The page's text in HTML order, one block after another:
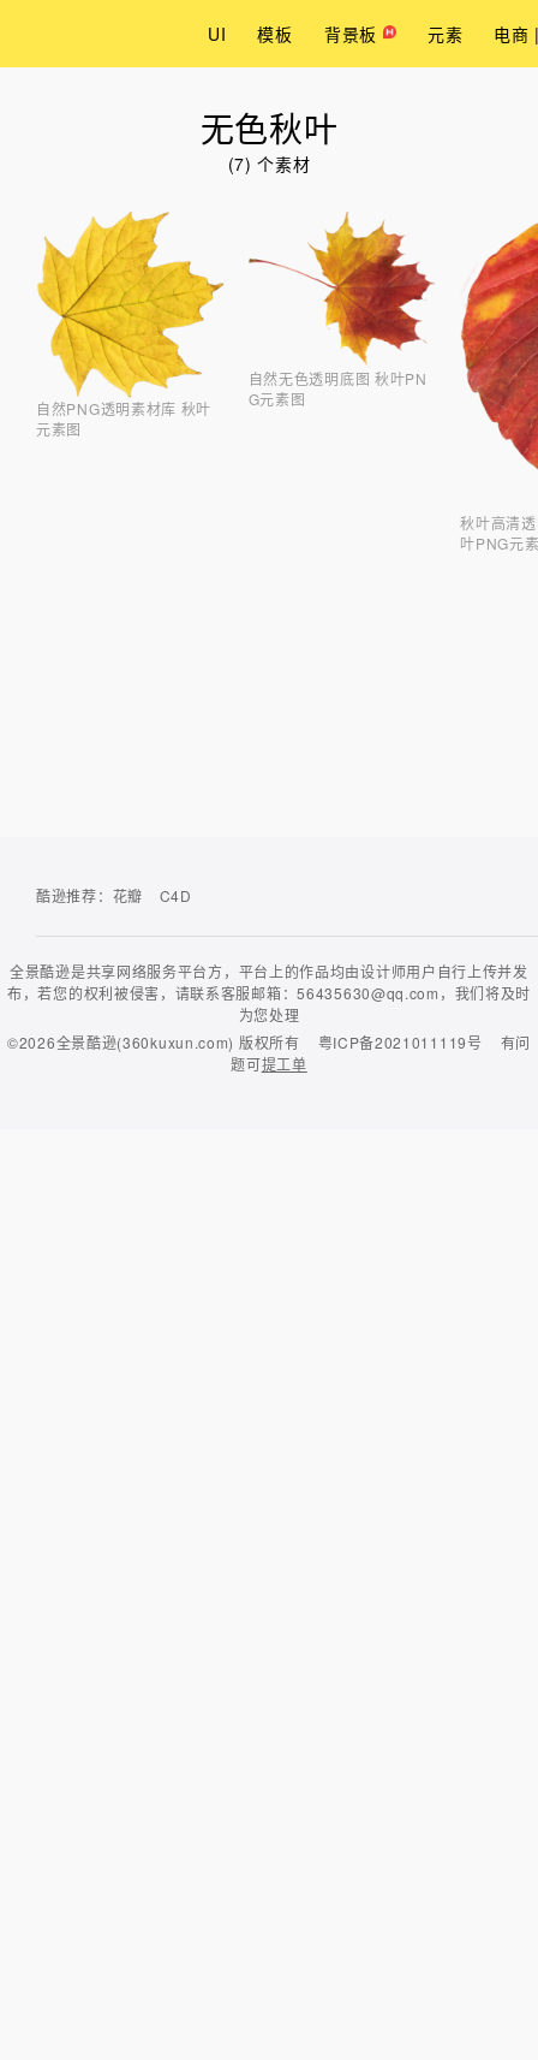
UI 模板 背景板 元素 电商
无色秋叶
(7) 个素材
自然PNG透明素材库 秋叶
元素图
自然无色透明底图 秋叶PN
G元素图
秋叶高清
叶PNG元
酷逊推荐： 花瓣 C4D
全景酷逊是共享网络服务平台方，平台上的作品均由设计师用户自行上传并发
布，若您的权利被侵害，请联系客服邮箱：56435630@qq.com，我们将及时
为您处理
©2026全景酷逊(360kuxun.com) 版权所有 粤ICP备2021011119号
有问
题可提工单